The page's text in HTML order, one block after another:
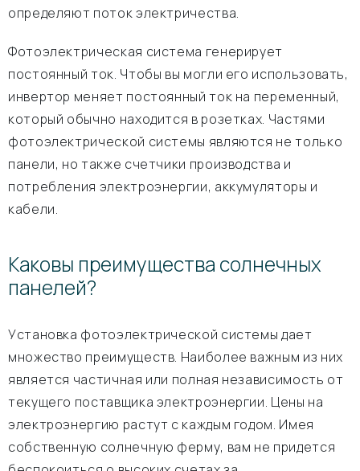
определяют поток электричества.
Фотоэлектрическая система генерирует
постоянный ток. Чтобы вы могли его использовать,
инвертор меняет постоянный ток на переменный,
который обычно находится в розетках. Частями
фотоэлектрической системы являются не только
панели, но также счетчики производства и
потребления электроэнергии, аккумуляторы и
кабели.
Каковы преимущества солнечных
панелей?
Установка фотоэлектрической системы дает
множество преимуществ. Наиболее важным из них
является частичная или полная независимость от
текущего поставщика электроэнергии. Цены на
электроэнергию растут с каждым годом. Имея
собственную солнечную ферму, вам не придется